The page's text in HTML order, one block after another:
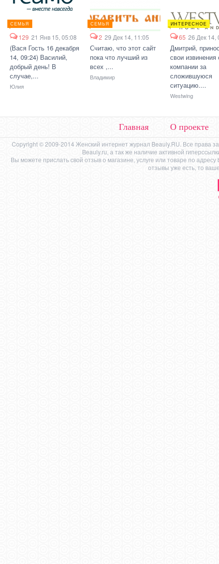
СЕМЬЯ
129 21 Янв 15, 05:08
(Вася Гость 16 декабря
14, 09:24) Василий,
добрый день! В
случае,...
Юлия
СЕМЬЯ
2 29 Дек 14, 11:05
Считаю, что этот сайт
пока что лучший из
всех ,...
Владимир
ИНТЕРЕСНОЕ
65 26 Дек 14,
Дмитрий,
свои извинения
компании за
сложившуюся
ситуацию....
Westwing
Главная О проекте
Copyright © 2009-2014 Женский интернет журнал Beauly.RU. Все права
Beauly.ru, а так же наличие активной
Вы можете прислать свой отзыв о магазине, услуге или товаре по адресу
отзывы уже есть, то